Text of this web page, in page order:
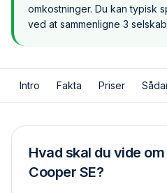
omkostninger. Du kan typisk
ved at sammenligne 3
Intro Fakta Priser
Hvad skal du vide
Cooper SE?